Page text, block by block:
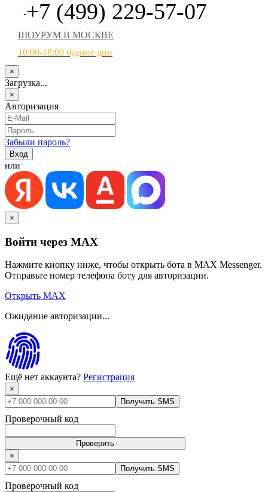
+7 (499) 229-57-07
ШОУРУМ В МОСКВЕ
10:00-18:00 будние дни
×
Загрузка...
×
Авторизация
Забыли пароль?
или
×
Войти через MAX
Нажмите кнопку ниже, чтобы открыть бота в MAX Messenger.
Отправьте номер телефона боту для авторизации.
Открыть MAX
Ожидание авторизации...
Ещё нет аккаунта? Регистрация
×
Получить SMS
Проверочный код
Проверить
×
Получить SMS
Проверочный код